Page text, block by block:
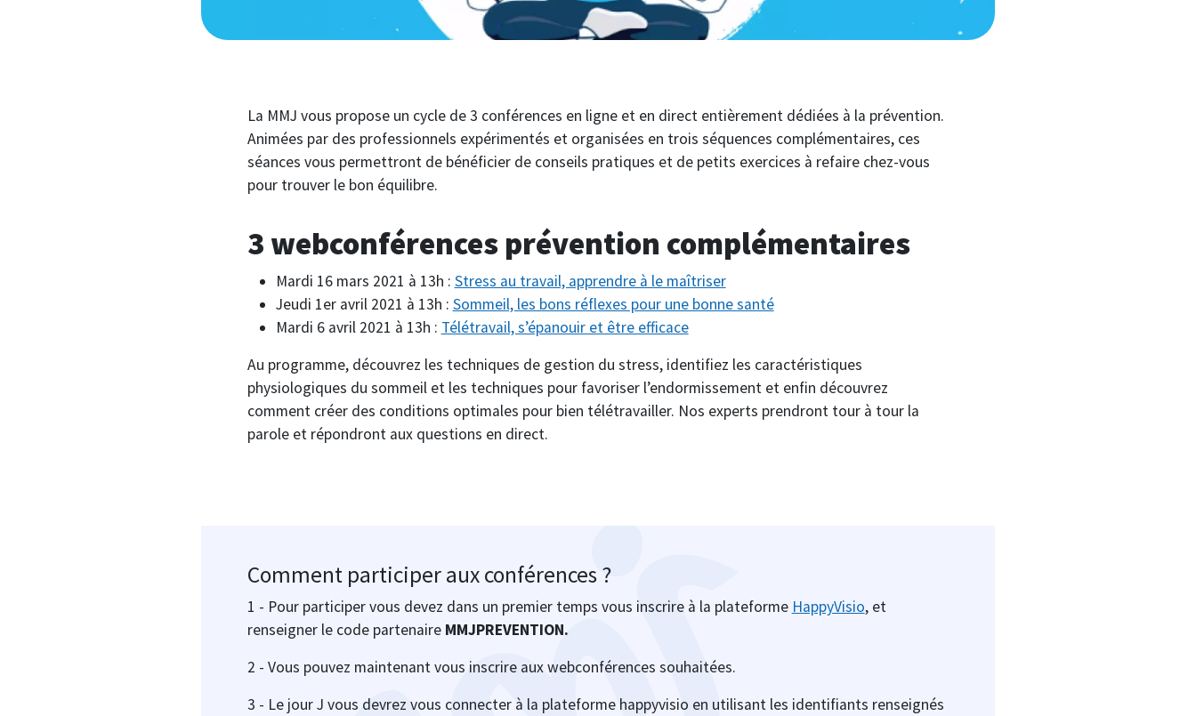
La MMJ vous propose un cycle de 3 conférences en ligne et en direct entièrement dédiées à la prévention.
Animées par des professionnels expérimentés et organisées en trois séquences complémentaires, ces
séances vous permettront de bénéficier de conseils pratiques et de petits exercices à refaire chez-vous
pour trouver le bon équilibre.
3 webconférences prévention complémentaires
Mardi 16 mars 2021 à 13h : Stress au travail, apprendre à le maîtriser
Jeudi 1er avril 2021 à 13h : Sommeil, les bons réflexes pour une bonne santé
Mardi 6 avril 2021 à 13h : Télétravail, s’épanouir et être efficace
Au programme, découvrez les techniques de gestion du stress, identifiez les caractéristiques
physiologiques du sommeil et les techniques pour favoriser l’endormissement et enfin découvrez
comment créer des conditions optimales pour bien télétravailler. Nos experts prendront tour à tour la
parole et répondront aux questions en direct.
Comment participer aux conférences ?
1 - Pour participer vous devez dans un premier temps vous inscrire à la plateforme HappyVisio, et
renseigner le code partenaire MMJPREVENTION.
2 - Vous pouvez maintenant vous inscrire aux webconférences souhaitées.
3 - Le jour J vous devrez vous connecter à la plateforme happyvisio en utilisant les identifiants renseignés